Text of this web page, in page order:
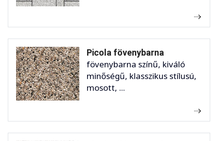
Picola fövenybarna
fövenybarna színű, kiváló
minőségű, klasszikus stílusú,
mosott, ...